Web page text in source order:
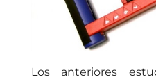
Los anteriores